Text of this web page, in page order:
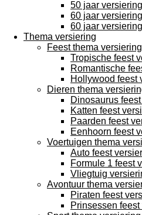
50 jaar
60 jaar
60 jaar
Thema versiering
Feest thema versiering
Tropische feest
Romantische
Hollywood feest
Dieren thema
Dinosaurus
Katten feest
Paarden feest
Eenhoorn feest
Voertuigen thema
Auto feest
Formule 1 feest
Vliegtuig
Avontuur thema
Piraten feest
Prinsessen